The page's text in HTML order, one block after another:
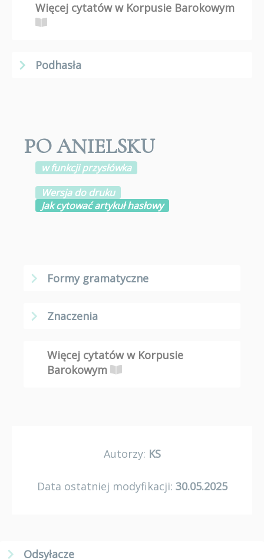
Więcej cytatów w Korpusie Barokowym
Podhasła
PO ANIELSKU
w funkcji przysłówka
Wersja do druku
Jak cytować artykuł hasłowy
Formy gramatyczne
Znaczenia
Więcej cytatów w Korpusie
Barokowym
Autorzy: KS
Data ostatniej modyfikacji: 30.05.2025
Odsyłacze